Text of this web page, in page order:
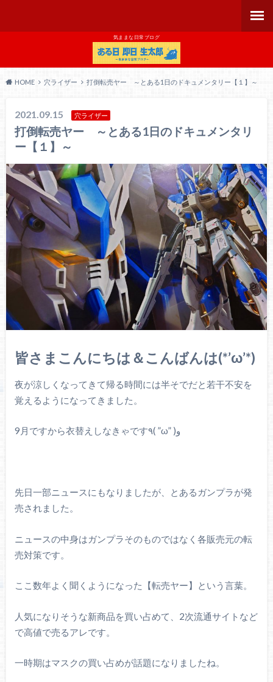
気ままな日常ブログ
HOME 穴ライザー 打倒転売ヤー ～とある1日のドキュメンタリー【１】～
2021.09.15 穴ライザー
打倒転売ヤー ～とある1日のドキュメンタリ
ー【１】～
皆さまこんにちは＆こんばんは(*’ω’*)
夜が涼しくなってきて帰る時間には半そでだと若干不安を
覚えるようになってきました。
9月ですから衣替えしなきゃです٩( ”ω” )و
先日一部ニュースにもなりましたが、とあるガンプラが発
売されました。
ニュースの中身はガンプラそのものではなく各販売元の転
売対策です。
ここ数年よく聞くようになった【転売ヤー】という言葉。
人気になりそうな新商品を買い占めて、2次流通サイトなど
で高値で売るアレです。
一時期はマスクの買い占めが話題になりましたね。